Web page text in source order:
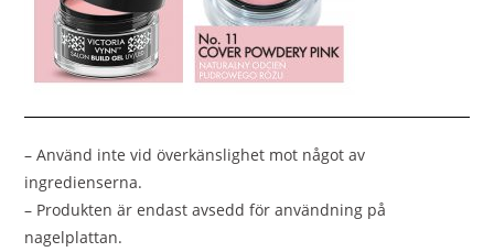
– Använd inte vid överkänslighet mot något av
ingredienserna.
– Produkten är endast avsedd för användning på
nagelplattan.